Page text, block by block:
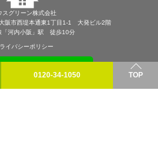
0120-34-1050 TOP
スグリーン株式会社
阪市西堤本通東1丁目1-1 大発ビル2階
「河内小阪」駅 徒歩10分
イバシーポリシー